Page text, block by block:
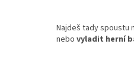
Najdeš tady spoustu
nebo vyladit herní